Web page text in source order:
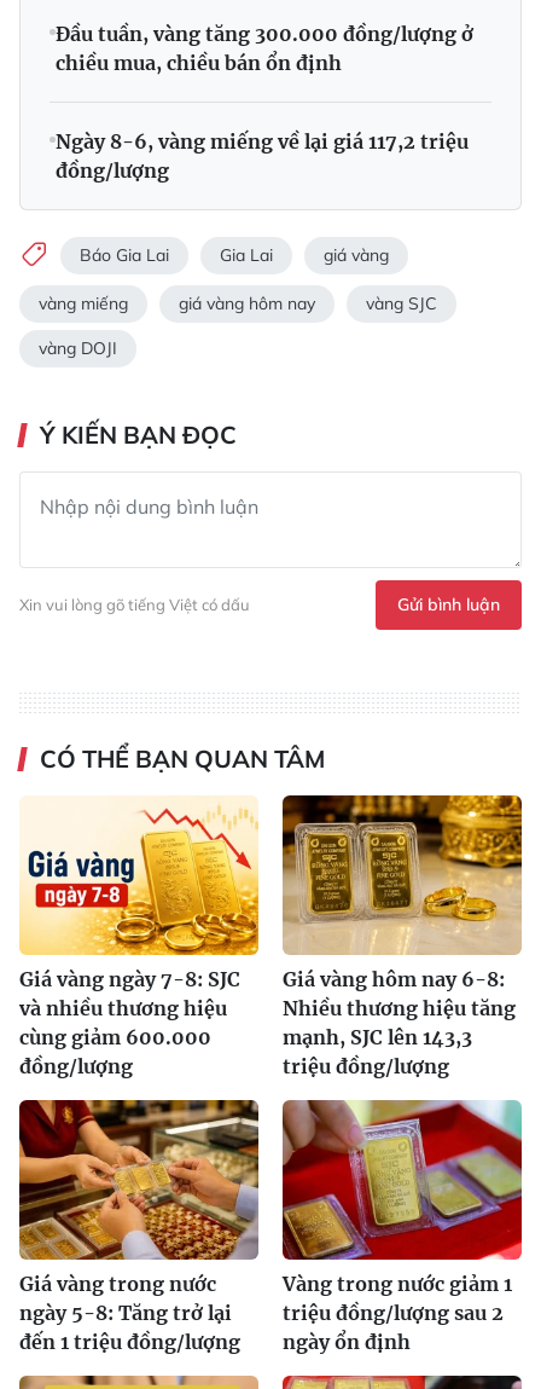
Đầu tuần, vàng tăng 300.000 đồng/lượng ở
chiều mua, chiều bán ổn định
Ngày 8-6, vàng miếng về lại giá 117,2 triệu
đồng/lượng
Báo Gia Lai Gia Lai giá vàng
vàng miếng giá vàng hôm nay vàng SJC
vàng DOJI
Ý KIẾN BẠN ĐỌC
Xin vui lòng gõ tiếng Việt có dấu Gửi bình luận
CÓ THỂ BẠN QUAN TÂM
Giá vàng ngày 7-8: SJC
và nhiều thương hiệu
cùng giảm 600.000
đồng/lượng
Giá vàng hôm nay 6-8:
Nhiều thương hiệu tăng
mạnh, SJC lên 143,3
triệu đồng/lượng
Giá vàng trong nước
ngày 5-8: Tăng trở lại
đến 1 triệu đồng/lượng
Vàng trong nước giảm 1
triệu đồng/lượng sau 2
ngày ổn định